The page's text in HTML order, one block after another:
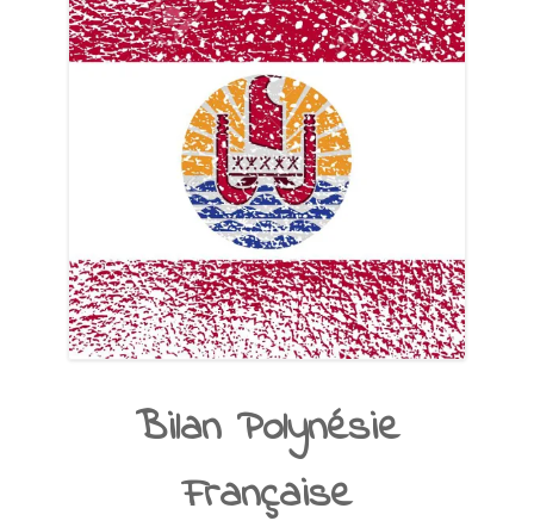
Bilan Polynésie
Française